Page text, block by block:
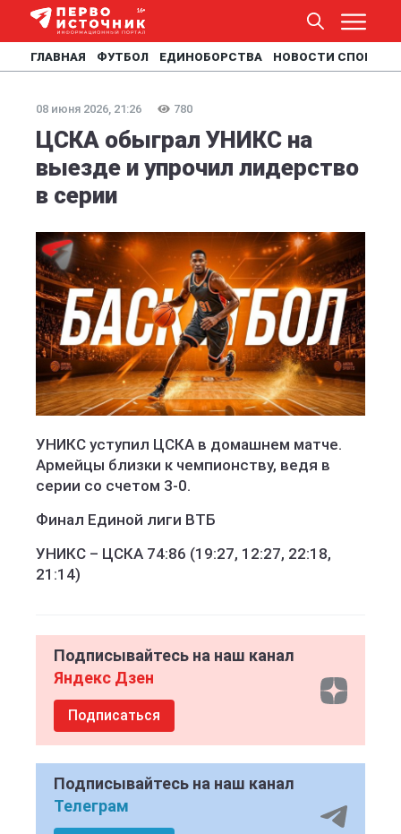
ГЛАВНАЯ ФУТБОЛ ЕДИНОБОРСТВА НОВОСТИ СПОРТА
08 июня 2026, 21:26 780
ЦСКА обыграл УНИКС на
выезде и упрочил лидерство
в серии
УНИКС уступил ЦСКА в домашнем матче.
Армейцы близки к чемпионству, ведя в
серии со счетом 3-0.
Финал Единой лиги ВТБ
УНИКС – ЦСКА 74:86 (19:27, 12:27, 22:18,
21:14)
Подписывайтесь на наш канал
Яндекс Дзен
Подписаться
Подписывайтесь на наш канал
Телеграм